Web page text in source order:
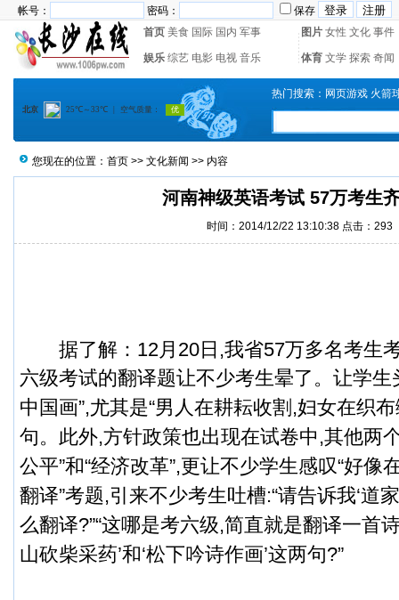
帐号： 密码：
保存
首页 美食 国际 国内 军事 图片 女性 文化 事件
娱乐 综艺 电影 电视 音乐 体育 文学 探索 奇闻
热门搜索： 网页游戏 火箭
您现在的位置： 首页 >> 文化新闻 >> 内容
河南神级英语考试 57万考生
时间：2014/12/22 13:10:38 点击： 293
据了解：12月20日,我省57万多名考生
六级考试的翻译题让不少考生晕了。 让学生
中国画”,尤其是“男人在耕耘收割,妇女在织
句。 此外,方针政策也出现在试卷中,其他两
公平”和“经济改革”,更让不少学生感叹“好像
翻译”考题,引来不少考生吐槽:“请告诉我‘道
么翻译?”“这哪是考六级,简直就是翻译一首
山砍柴采药’和‘松下吟诗作画’这两句?”